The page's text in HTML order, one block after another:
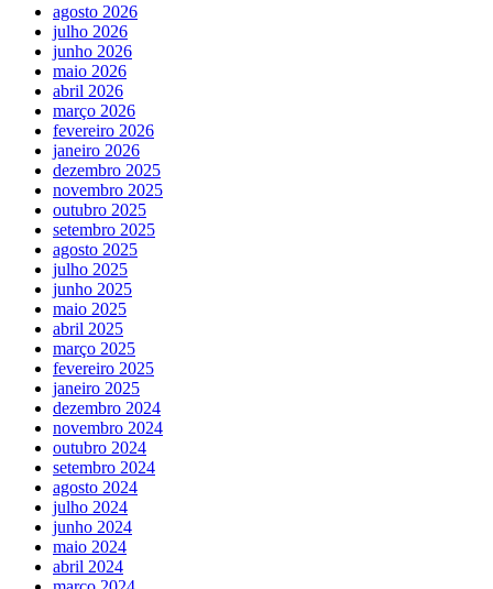
agosto 2026
julho 2026
junho 2026
maio 2026
abril 2026
março 2026
fevereiro 2026
janeiro 2026
dezembro 2025
novembro 2025
outubro 2025
setembro 2025
agosto 2025
julho 2025
junho 2025
maio 2025
abril 2025
março 2025
fevereiro 2025
janeiro 2025
dezembro 2024
novembro 2024
outubro 2024
setembro 2024
agosto 2024
julho 2024
junho 2024
maio 2024
abril 2024